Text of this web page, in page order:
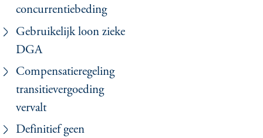
concurrentiebeding
Gebruikelijk loon zieke
DGA
Compensatieregeling
transitievergoeding
vervalt
Definitief geen